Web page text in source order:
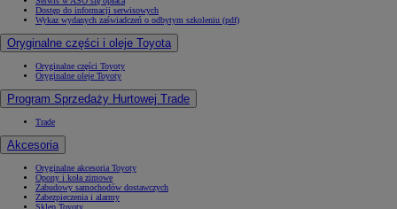
Dostęp do informacji serwisowych
Wykaz wydanych zaświadczeń o odbytym szkoleniu (pdf)
Oryginalne części i oleje Toyota
Oryginalne części Toyoty
Oryginalne oleje Toyoty
Program Sprzedaży Hurtowej Trade
Trade
Akcesoria
Oryginalne akcesoria Toyoty
Opony i koła zimowe
Zabudowy samochodów dostawczych
Zabezpieczenia i alarmy
Sklep Toyoty